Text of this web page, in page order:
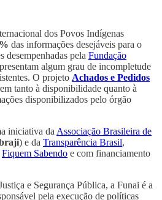
dos Povos Indígenas
das informações desejáveis para o
desempenhadas pela Fundação
algum grau de incompletude
O projeto Achados e Pedidos
tanto à disponibilidade quanto à
disponibilizados pelo órgão
iniciativa da Associação Brasileira de
) e da Transparência Brasil,
Fiquem Sabendo e com financiamento
e Segurança Pública, a Funai é a
pela execução de políticas